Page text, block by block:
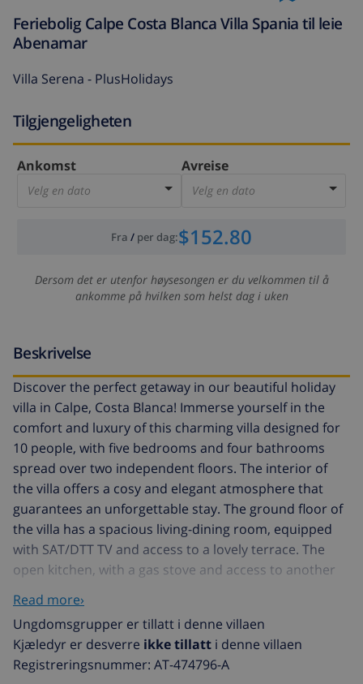
Feriebolig Calpe Costa Blanca Villa Spania til leie
Abenamar
Villa Serena - PlusHolidays
Tilgjengeligheten
Ankomst
Velg en dato
Avreise
Velg en dato
Fra / per dag:$152.80
Dersom det er utenfor høysesongen er du velkommen til å
ankomme på hvilken som helst dag i uken
Beskrivelse
Discover the perfect getaway in our beautiful holiday
villa in Calpe, Costa Blanca! Immerse yourself in the
comfort and luxury of this charming villa designed for
10 people, with five bedrooms and four bathrooms
spread over two independent floors. The interior of
the villa offers a cosy and elegant atmosphere that
guarantees an unforgettable stay. The ground floor of
the villa has a spacious living-dining room, equipped
with SAT/DTT TV and access to a lovely terrace. The
open kitchen, with a gas stove and access to another
terrace, allows you to enjoy the preparation of
delicious meals in a bright and cosy environment. Two
of the bedrooms have comfortable double beds, one
of them with air conditioning, both with en-suite
bathrooms, one with a bathtub and the other with a
Read more›
Ungdomsgrupper er tillatt i denne villaen
Kjæledyr er desverre ikke tillatt i denne villaen
Registreringsnummer: AT-474796-A